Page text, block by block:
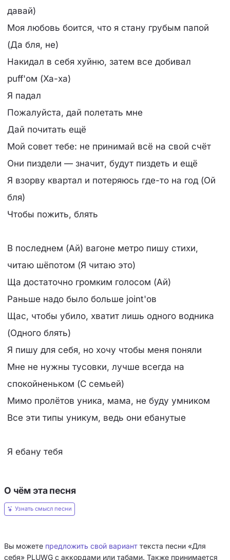
давай)
Моя любовь боится, что я стану грубым папой
(Да бля, не)
Накидал в себя хуйню, затем все добивал
puff'ом (Ха-ха)
Я падал
Пожалуйста, дай полетать мне
Дай почитать ещё
Мой совет тебе: не принимай всё на свой счёт
Они пиздели — значит, будут пиздеть и ещё
Я взорву квартал и потеряюсь где-то на год (Ой
бля)
Чтобы пожить, блять
В последнем (Ай) вагоне метро пишу стихи,
читаю шёпотом (Я читаю это)
Ща достаточно громким голосом (Ай)
Раньше надо было больше joint'ов
Щас, чтобы убило, хватит лишь одного водника
(Одного блять)
Я пишу для себя, но хочу чтобы меня поняли
Мне не нужны тусовки, лучше всегда на
спокойненьком (С семьей)
Мимо пролётов уника, мама, не буду умником
Все эти типы уникум, ведь они ебанутые
Я ебану тебя
О чём эта песня
Узнать смысл песни
Вы можете предложить свой вариант текста песни «Для
себя» PLUWG с аккордами или табами. Также принимается